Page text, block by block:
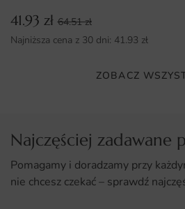
blaknięcie.
Możliwość zamówienia na wymiar,
41.93 zł 64.51zł
Najniższa cena z 30 dni: 41.93 zł
ZOBACZ
Najczęściej zadawane
Pomagamy i doradzamy przy
nie chcesz czekać – sprawdź